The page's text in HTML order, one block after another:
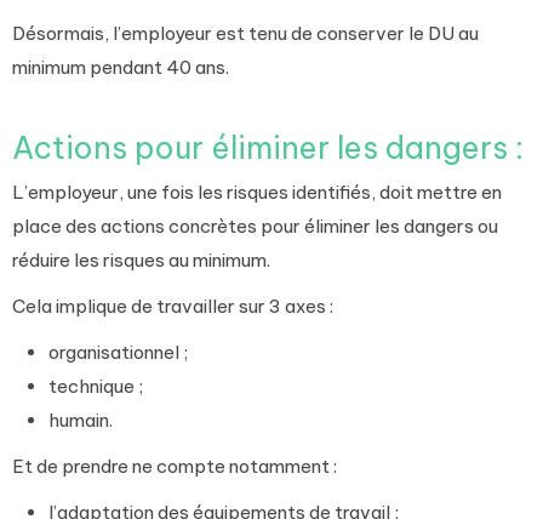
Désormais, l’employeur est tenu de conserver le DU au
minimum pendant 40 ans.
Actions pour éliminer les dangers :
L’employeur, une fois les risques identifiés, doit mettre en
place des actions concrètes pour éliminer les dangers ou
réduire les risques au minimum.
Cela implique de travailler sur 3 axes :
organisationnel ;
technique ;
humain.
Et de prendre ne compte notamment :
l’adaptation des équipements de travail ;